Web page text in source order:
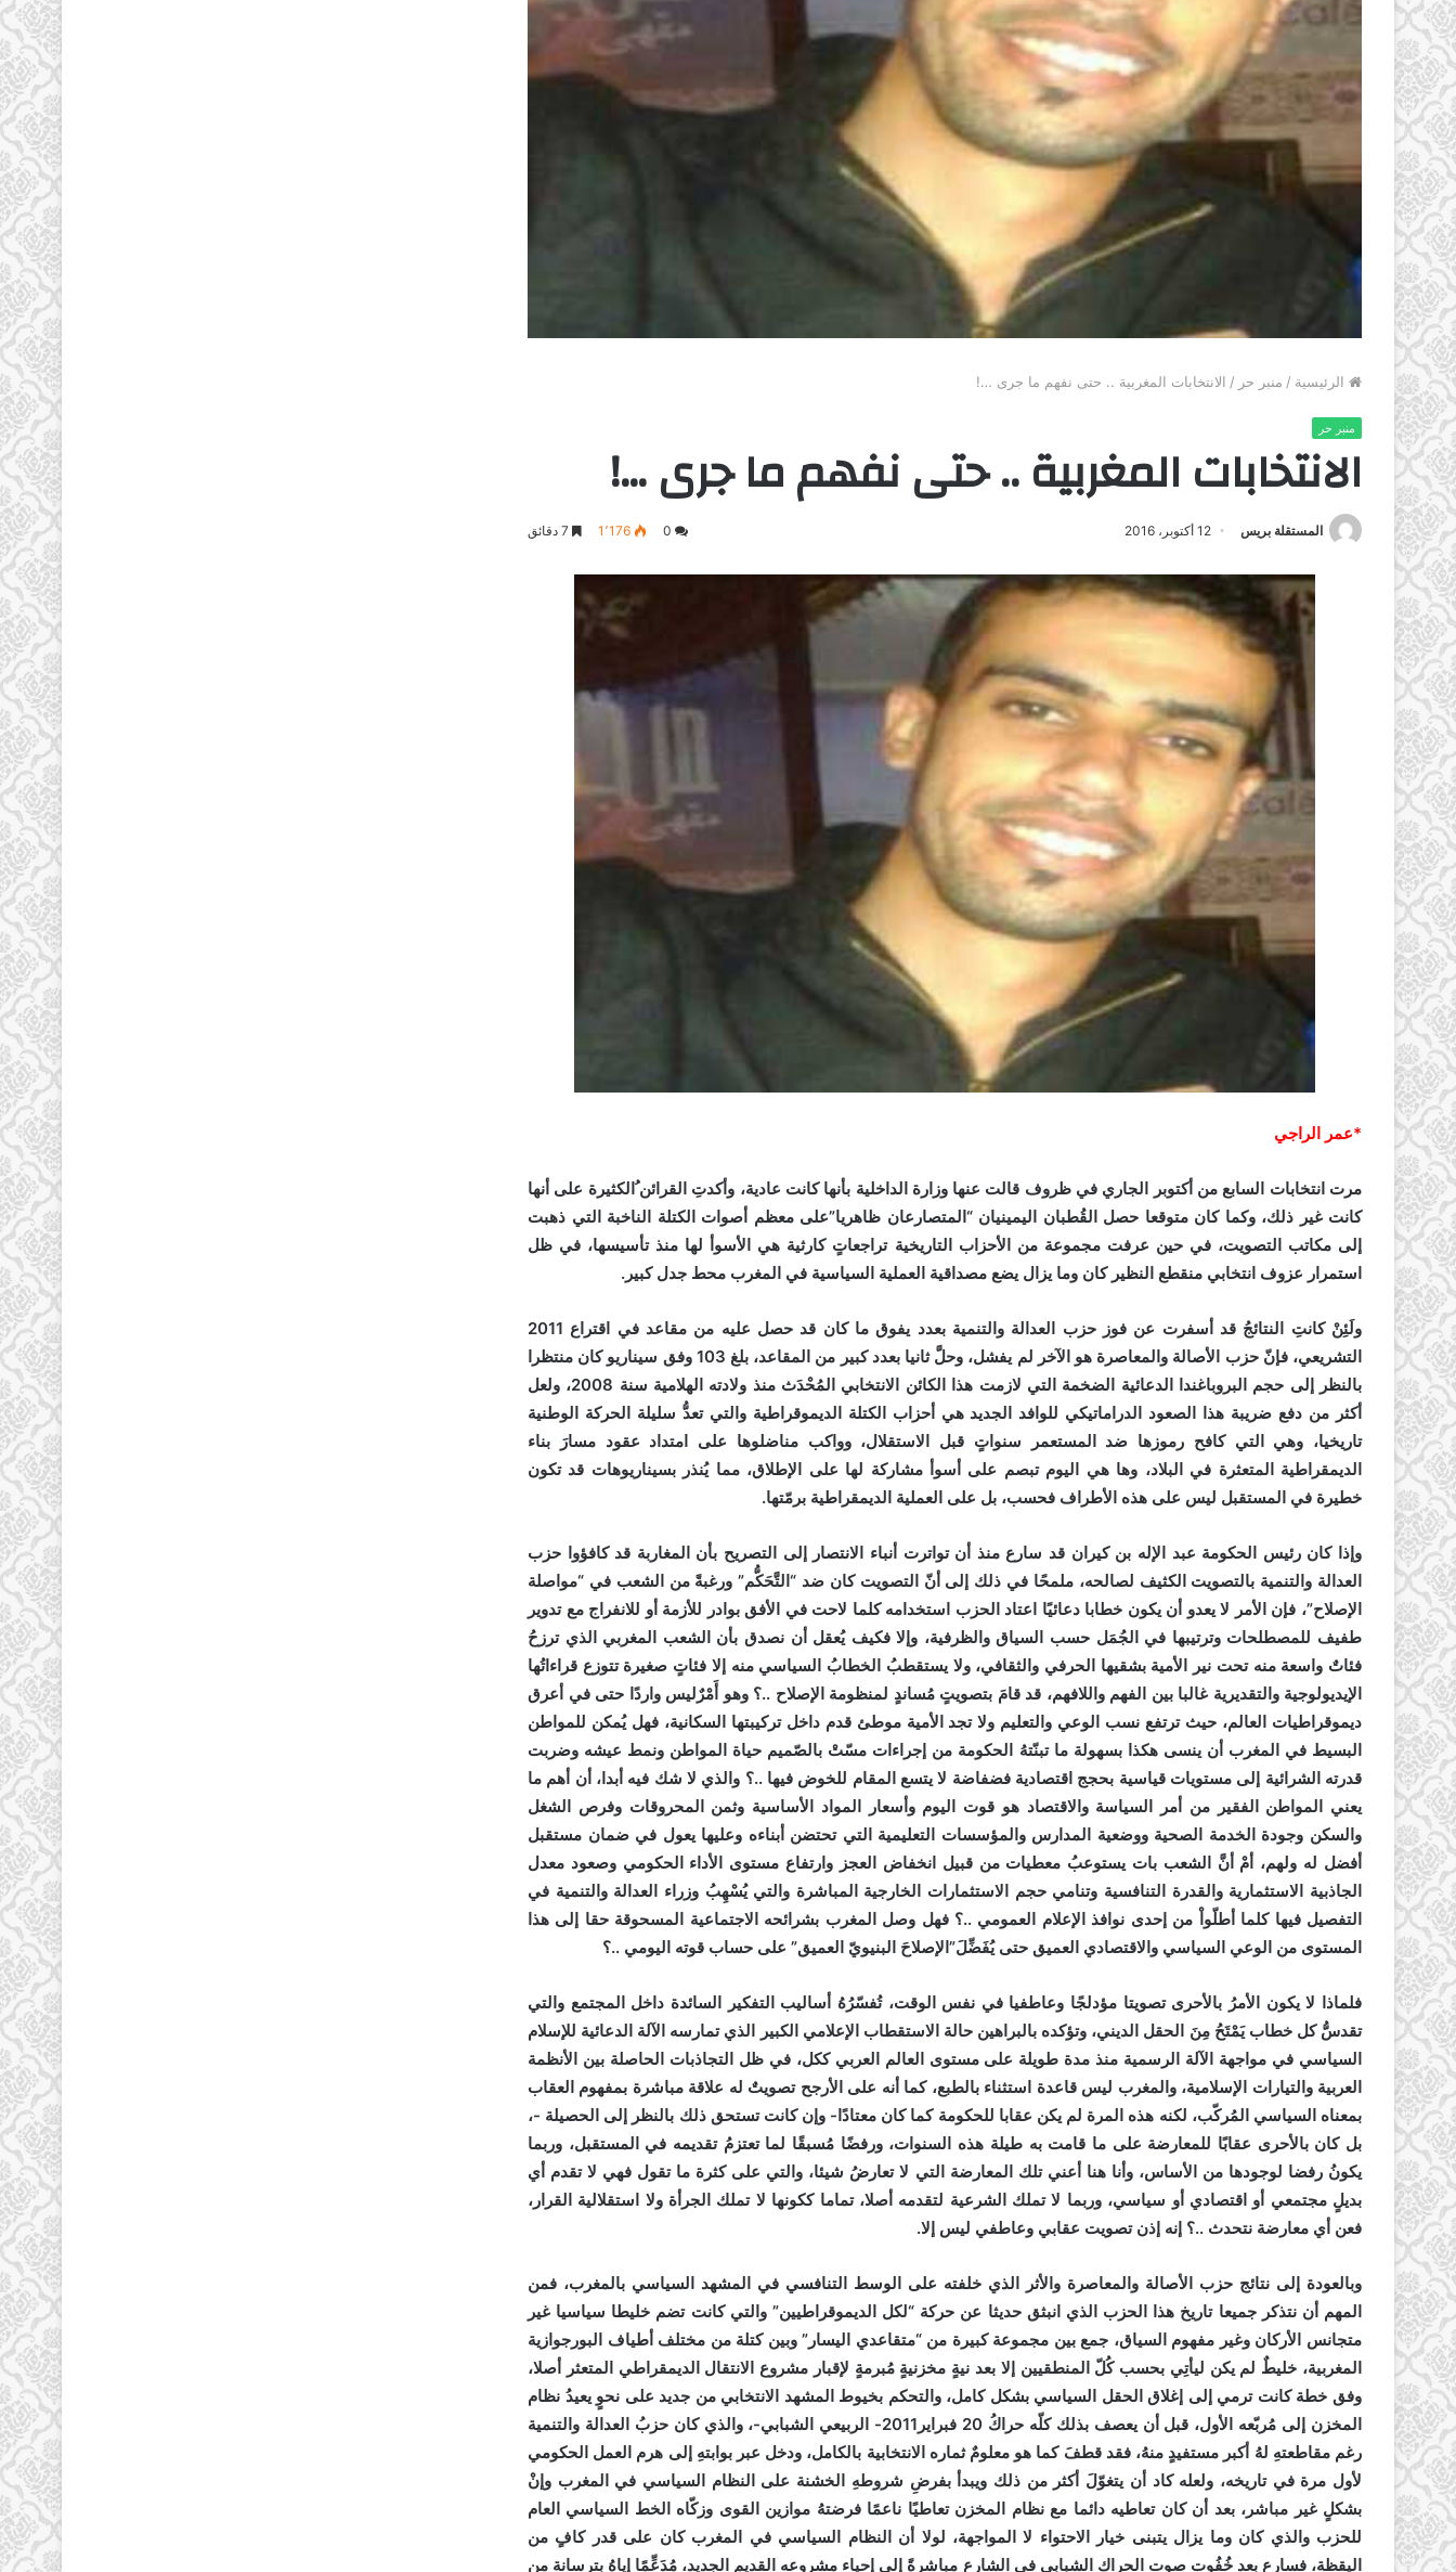
الرئيسية / منبر حر / الانتخابات المغربية .. حتى نفهم ما جرى …!
منبر حر
الانتخابات المغربية .. حتى نفهم ما جرى …!
المستقلة بريس 12 أكتوبر، 2016 0 1٬176
*عمر الراجي
مرت انتخابات السابع من أكتوبر الجاري في ظروف قالت عنها وزارة الداخلية بأنها كانت عادية، وأكدتِ القرائن ُالكثيرة على أنها
كانت غير ذلك، وكما كان متوقعا حصل القُطبان اليمينيان “المتصارعان ظاهريا”على معظم أصوات الكتلة الناخبة التي ذهبت
إلى مكاتب التصويت، في حين عرفت مجموعة من الأحزاب التاريخية تراجعاتٍ كارثية هي الأسوأ لها منذ تأسيسها، في ظل
استمرار عزوف انتخابي منقطع النظير كان وما يزال يضع مصداقية العملية السياسية في المغرب محط جدل كبير.
ولَئِنْ كانتِ النتائجُ قد أسفرت عن فوز حزب العدالة والتنمية بعدد يفوق ما كان قد حصل عليه من مقاعد في اقتراع 2011
التشريعي، فإنّ حزب الأصالة والمعاصرة هو الآخر لم يفشل، وحلَّ ثانيا بعدد كبير من المقاعد، بلغ 103 وفق سيناريو كان منتظرا
بالنظر إلى حجم البروباغندا الدعائية الضخمة التي لازمت هذا الكائن الانتخابي المُحْدَث منذ ولادته الهلامية سنة 2008، ولعل
أكثر من دفع ضريبة هذا الصعود الدراماتيكي للوافد الجديد هي أحزاب الكتلة الديموقراطية والتي تعدُّ سليلة الحركة الوطنية
تاريخيا، وهي التي كافح رموزها ضد المستعمر سنواتٍ قبل الاستقلال، وواكب مناضلوها على امتداد عقود مسارَ بناء
الديمقراطية المتعثرة في البلاد، وها هي اليوم تبصم على أسوأ مشاركة لها على الإطلاق، مما يُنذر بسيناريوهات قد تكون
خطيرة في المستقبل ليس على هذه الأطراف فحسب، بل على العملية الديمقراطية برمّتها.
وإذا كان رئيس الحكومة عبد الإله بن كيران قد سارع منذ أن تواترت أنباء الانتصار إلى التصريح بأن المغاربة قد كافؤوا حزب
العدالة والتنمية بالتصويت الكثيف لصالحه، ملمحًا في ذلك إلى أنّ التصويت كان ضد “التَّحَكُّم” ورغبةً من الشعب في “مواصلة
الإصلاح”، فإن الأمر لا يعدو أن يكون خطابا دعائيًا اعتاد الحزب استخدامه كلما لاحت في الأفق بوادر للأزمة أو للانفراج مع تدوير
طفيف للمصطلحات وترتيبها في الجُمَل حسب السياق والظرفية، وإلا فكيف يُعقل أن نصدق بأن الشعب المغربي الذي ترزحُ
فئاتٌ واسعة منه تحت نير الأمية بشقيها الحرفي والثقافي، ولا يستقطبُ الخطابُ السياسي منه إلا فئاتٍ صغيرة تتوزع قراءاتُها
الإيديولوجية والتقديرية غالبا بين الفهم واللافهم، قد قامَ بتصويتٍ مُساندٍ لمنظومة الإصلاح ..؟ وهو أَمْرٌليس واردًا حتى في أعرق
ديموقراطيات العالم، حيث ترتفع نسب الوعي والتعليم ولا تجد الأمية موطئ قدم داخل تركيبتها السكانية، فهل يُمكن للمواطن
البسيط في المغرب أن ينسى هكذا بسهولة ما تبنّتهُ الحكومة من إجراءات مسّتْ بالصّميم حياة المواطن ونمط عيشه وضربت
قدرته الشرائية إلى مستويات قياسية بحجج اقتصادية فضفاضة لا يتسع المقام للخوض فيها ..؟ والذي لا شك فيه أبدا، أن أهم ما
يعني المواطن الفقير من أمر السياسة والاقتصاد هو قوت اليوم وأسعار المواد الأساسية وثمن المحروقات وفرص الشغل
والسكن وجودة الخدمة الصحية ووضعية المدارس والمؤسسات التعليمية التي تحتضن أبناءه وعليها يعول في ضمان مستقبل
أفضل له ولهم، أمْ أنَّ الشعب بات يستوعبُ معطيات من قبيل انخفاض العجز وارتفاع مستوى الأداء الحكومي وصعود معدل
الجاذبية الاستثمارية والقدرة التنافسية وتنامي حجم الاستثمارات الخارجية المباشرة والتي يُسْهِبُ وزراء العدالة والتنمية في
التفصيل فيها كلما أطلّواْ من إحدى نوافذ الإعلام العمومي ..؟ فهل وصل المغرب بشرائحه الاجتماعية المسحوقة حقا إلى هذا
المستوى من الوعي السياسي والاقتصادي العميق حتى يُفَضِّلَ”الإصلاحَ البنيويّ العميق” على حساب قوته اليومي ..؟
فلماذا لا يكون الأمرُ بالأحرى تصويتا مؤدلجًا وعاطفيا في نفس الوقت، تُفسّرُهُ أساليب التفكير السائدة داخل المجتمع والتي
تقدسُّ كل خطاب يَمْتَحُ مِنَ الحقل الديني، وتؤكده بالبراهين حالة الاستقطاب الإعلامي الكبير الذي تمارسه الآلة الدعائية للإسلام
السياسي في مواجهة الآلة الرسمية منذ مدة طويلة على مستوى العالم العربي ككل، في ظل التجاذبات الحاصلة بين الأنظمة
العربية والتيارات الإسلامية، والمغرب ليس قاعدة استثناء بالطبع، كما أنه على الأرجح تصويتٌ له علاقة مباشرة بمفهوم العقاب
بمعناه السياسي المُركّب، لكنه هذه المرة لم يكن عقابا للحكومة كما كان معتادًا- وإن كانت تستحق ذلك بالنظر إلى الحصيلة -،
بل كان بالأحرى عقابًا للمعارضة على ما قامت به طيلة هذه السنوات، ورفضًا مُسبقًا لما تعتزمُ تقديمه في المستقبل، وربما
يكونُ رفضا لوجودها من الأساس، وأنا هنا أعني تلك المعارضة التي لا تعارضُ شيئا، والتي على كثرة ما تقول فهي لا تقدم أي
بديلٍ مجتمعي أو اقتصادي أو سياسي، وربما لا تملك الشرعية لتقدمه أصلا، تماما ككونها لا تملك الجرأة ولا استقلالية القرار،
فعن أي معارضة نتحدث ..؟ إنه إذن تصويت عقابي وعاطفي ليس إلا.
وبالعودة إلى نتائج حزب الأصالة والمعاصرة والأثر الذي خلفته على الوسط التنافسي في المشهد السياسي بالمغرب، فمن
المهم أن نتذكر جميعا تاريخ هذا الحزب الذي انبثق حديثا عن حركة “لكل الديموقراطيين” والتي كانت تضم خليطا سياسيا غير
متجانس الأركان وغير مفهوم السياق، جمع بين مجموعة كبيرة من “متقاعدي اليسار” وبين كتلة من مختلف أطياف البورجوازية
المغربية، خليطٌ لم يكن ليأتِي بحسب كُلّ المنطقيين إلا بعد نيةٍ مخزنيةٍ مُبرمةٍ لإقبار مشروع الانتقال الديمقراطي المتعثر أصلا،
وفق خطة كانت ترمي إلى إغلاق الحقل السياسي بشكل كامل، والتحكم بخيوط المشهد الانتخابي من جديد على نحوٍ يعيدُ نظام
المخزن إلى مُربّعه الأول، قبل أن يعصف بذلك كلّه حراكُ 20 فبراير2011- الربيعي الشبابي-، والذي كان حزبُ العدالة والتنمية
رغم مقاطعتهِ لهُ أكبر مستفيدٍ منهُ، فقد قطفَ كما هو معلومٌ ثماره الانتخابية بالكامل، ودخل عبر بوابتهِ إلى هرم العمل الحكومي
لأول مرة في تاريخه، ولعله كاد أن يتغوّلَ أكثر من ذلك ويبدأ بفرضِ شروطهِ الخشنة على النظام السياسي في المغرب وإنْ
بشكلٍ غير مباشر، بعد أن كان تعاطيه دائما مع نظام المخزن تعاطيًا ناعمًا فرضتهُ موازين القوى وزكّاه الخط السياسي العام
للحزب والذي كان وما يزال يتبنى خيار الاحتواء لا المواجهة، لولا أن النظام السياسي في المغرب كان على قدر كافٍ من
اليقظة، فسارع بعد خُفُوت صوت الحراك الشبابي في الشارع مباشرةً إلى إحياء مشروعه القديم الجديد، مُدَعِّمًا إياهُ بترسانة من